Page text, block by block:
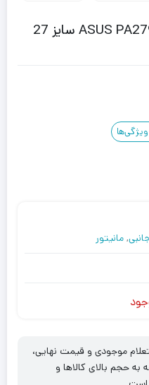
مانیتور ایسوس مدل ASUS PA279CV سایز 27
, مانیتور
موجودی و قیمت نهایی،
به حجم بالای کالاها و